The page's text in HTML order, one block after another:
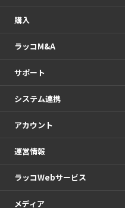
購入
ラッコM&A
サポート
システム連携
アカウント
運営情報
ラッコWebサービス
メディア